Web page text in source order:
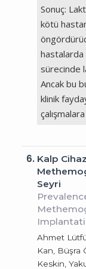
Sonuç:
kötü
sürecinde
Ancak bu
klinik
6. Kalp
Seyri
Ahmet
Kan, Büşra
Keskin,